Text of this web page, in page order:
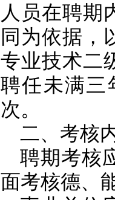
人员在聘期
同为依据，
专业技术二
聘任未满三
次。
二、考核
聘期考核
面考核德、